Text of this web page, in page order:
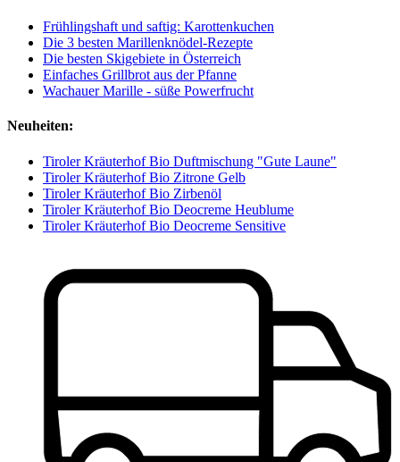
Frühlingshaft und saftig: Karottenkuchen
Die 3 besten Marillenknödel-Rezepte
Die besten Skigebiete in Österreich
Einfaches Grillbrot aus der Pfanne
Wachauer Marille - süße Powerfrucht
Neuheiten:
Tiroler Kräuterhof Bio Duftmischung "Gute Laune"
Tiroler Kräuterhof Bio Zitrone Gelb
Tiroler Kräuterhof Bio Zirbenöl
Tiroler Kräuterhof Bio Deocreme Heublume
Tiroler Kräuterhof Bio Deocreme Sensitive